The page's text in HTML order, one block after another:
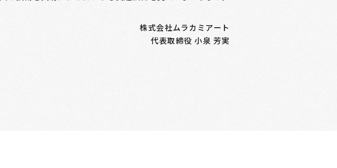
株式会社ムラカミアート
代表取締役 小泉 芳実